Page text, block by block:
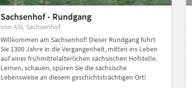
Sachsenhof - Rundgang
von ASL Sachsenhof
Willkommen am Sachsenhof! Dieser Rundgang führt
Sie 1300 Jahre in die Vergangenheit, mitten ins Leben
auf einer frühmittelalterlichen sächsischen Hofstelle.
Lernen, schauen, spüren Sie die sächsische
Lebensweise an diesem geschichtsträchtigen Ort!